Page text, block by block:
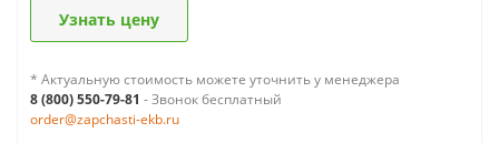
Узнать цену
* Актуальную стоимость можете уточнить у менеджера
8 (800) 550-79-81 - Звонок бесплатный
order@zapchasti-ekb.ru